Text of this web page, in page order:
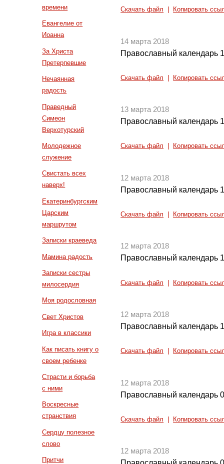
времени
Евангелие от
Иоанна
За Христа
Претерпевшие
Нечаянная
радость
Праведный
Симеон
Верхотурский
Молодежное
служение
Свистать всех
наверх!
Екатеринбургским
Царским
маршрутом
Записки краеведа
Мамина радость
Записки сестры
милосердия
Моя родословная
Свет Христов
Игра в классики
Как писать книгу о
своем ребенке
Страсти и борьба
с ними
Воскресные
странствия
Сердцу полезное
слово
Притчи
Скачать файл Копировать
14 марта 2018
Православный календарь
Скачать файл Копировать
13 марта 2018
Православный календарь
Скачать файл Копировать
12 марта 2018
Православный календарь
Скачать файл Копировать
12 марта 2018
Православный календарь
Скачать файл Копировать
12 марта 2018
Православный календарь
Скачать файл Копировать
12 марта 2018
Православный календарь
Скачать файл Копировать
12 марта 2018